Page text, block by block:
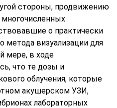
стороны, продвижению
о практически
метода визуализации для
мере, в ходе
что те дозы и
облучения, которые
акушерском УЗИ,
лабораторных